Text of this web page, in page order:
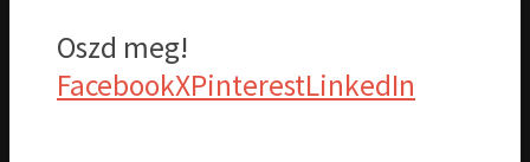
Oszd meg!
FacebookXPinterestLinkedIn